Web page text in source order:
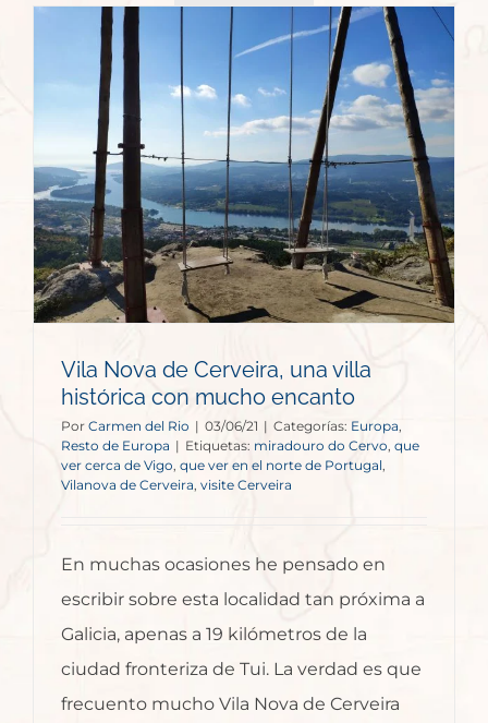
Vila Nova de Cerveira, una villa
histórica con mucho encanto
Por Carmen del Rio | 03/06/21 | Categorías: Europa,
Resto de Europa | Etiquetas: miradouro do Cervo que
ver cerca de Vigo que ver en el norte de Portugal,
Vilanova de Cerveira, visite Cerveira
En muchas ocasiones he pensado en
escribir sobre esta localidad tan próxima a
Galicia, apenas a 19 kilómetros de la
ciudad fronteriza de Tui. La verdad es que
frecuento mucho Vila Nova de Cerveira